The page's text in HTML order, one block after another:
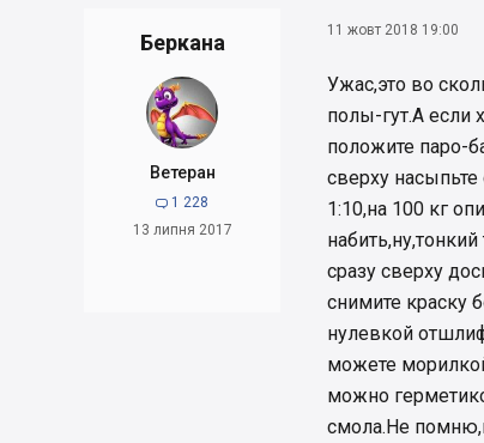
Беркана
Ветеран
 1 228
13 липня 2017
11 жовт 2018 19:00
Ужас,это во
полы-гут.А если
положите паро-
сверху
1:10,на 100 кг
сразу сверху
снимите краску
нулевкой
можете
можно
смола.Не